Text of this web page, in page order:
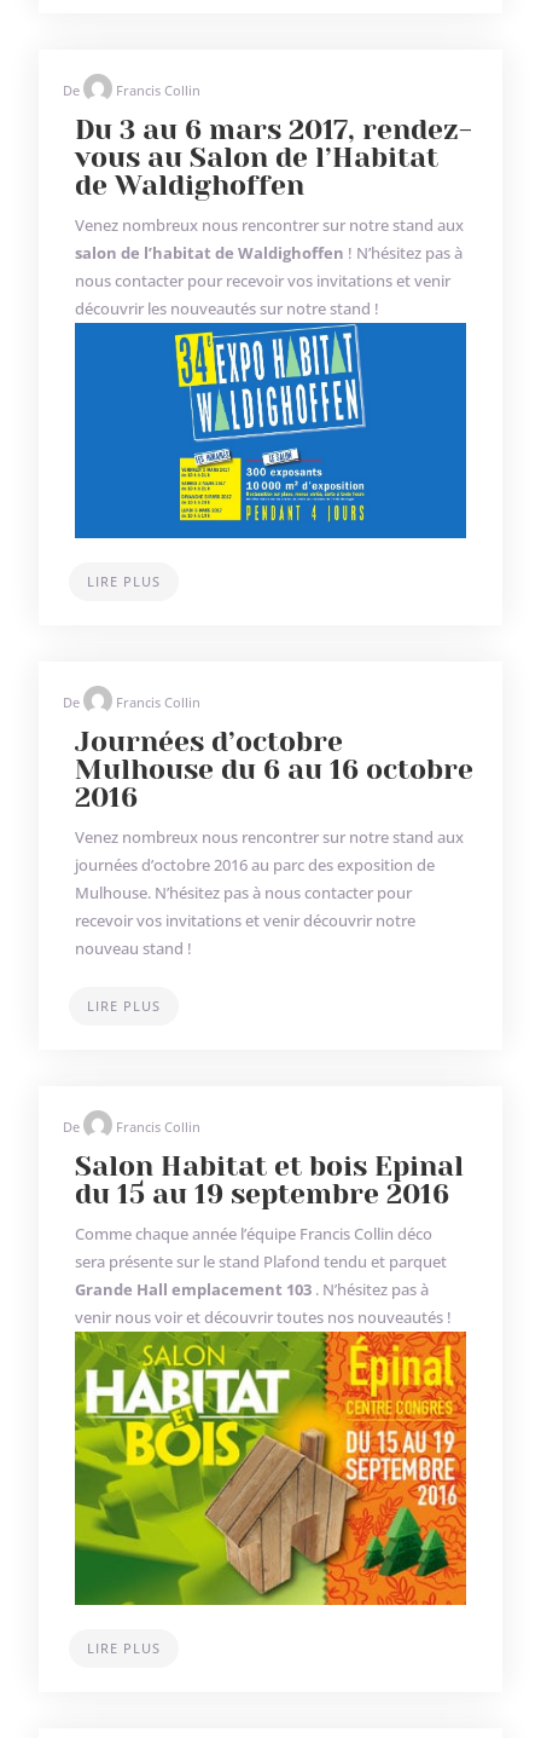
De Francis Collin
Du 3 au 6 mars 2017, rendez-
vous au Salon de l’Habitat
de Waldighoffen
Venez nombreux nous rencontrer sur notre stand aux
salon de l’habitat de Waldighoffen ! N’hésitez pas à
nous contacter pour recevoir vos invitations et venir
découvrir les nouveautés sur notre stand !
LIRE PLUS
De Francis Collin
Journées d’octobre
Mulhouse du 6 au 16 octobre
2016
Venez nombreux nous rencontrer sur notre stand aux
journées d’octobre 2016 au parc des exposition de
Mulhouse. N’hésitez pas à nous contacter pour
recevoir vos invitations et venir découvrir notre
nouveau stand !
LIRE PLUS
De Francis Collin
Salon Habitat et bois Epinal
du 15 au 19 septembre 2016
Comme chaque année l’équipe Francis Collin déco
sera présente sur le stand Plafond tendu et parquet
Grande Hall emplacement 103 . N’hésitez pas à
venir nous voir et découvrir toutes nos nouveautés !
LIRE PLUS